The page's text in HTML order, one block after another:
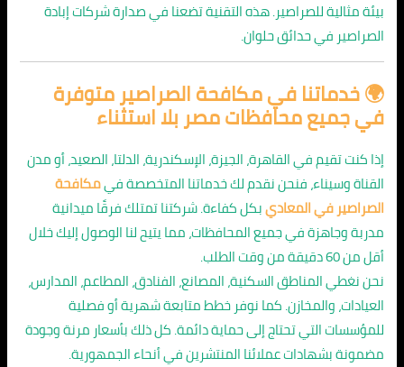
بيئة مثالية للصراصير. هذه التقنية تضعنا في صدارة شركات إبادة
الصراصير في حدائق حلوان.
🌍 خدماتنا في مكافحة الصراصير متوفرة
في جميع محافظات مصر بلا استثناء
إذا كنت تقيم في القاهرة، الجيزة، الإسكندرية، الدلتا، الصعيد، أو مدن
القناة وسيناء، فنحن نقدم لك خدماتنا المتخصصة فيمكافحة
الصراصير في المعاديبكل كفاءة. شركتنا تمتلك فرقًا ميدانية
مدربة وجاهزة في جميع المحافظات، مما يتيح لنا الوصول إليك خلال
أقل من 60 دقيقة من وقت الطلب.
نحن نغطي المناطق السكنية، المصانع، الفنادق، المطاعم، المدارس،
العيادات، والمخازن. كما نوفر خطط متابعة شهرية أو فصلية
للمؤسسات التي تحتاج إلى حماية دائمة. كل ذلك بأسعار مرنة وجودة
مضمونة بشهادات عملائنا المنتشرين في أنحاء الجمهورية.